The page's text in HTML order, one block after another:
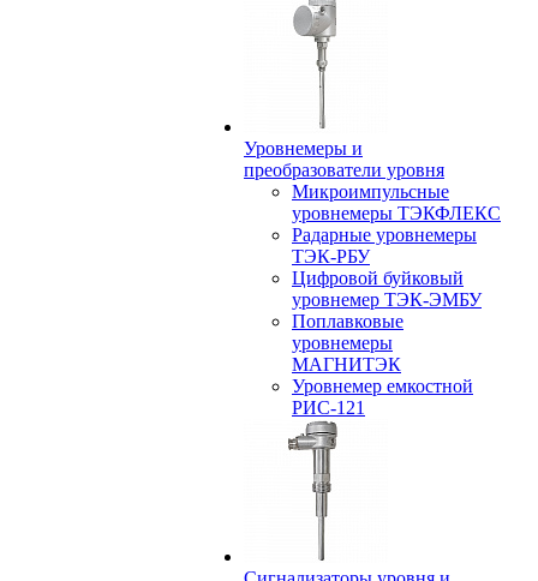
Уровнемеры и
преобразователи уровня
Микроимпульсные
уровнемеры ТЭКФЛЕКС
Радарные уровнемеры
ТЭК-РБУ
Цифровой буйковый
уровнемер ТЭК-ЭМБУ
Поплавковые
уровнемеры
МАГНИТЭК
Уровнемер емкостной
РИС-121